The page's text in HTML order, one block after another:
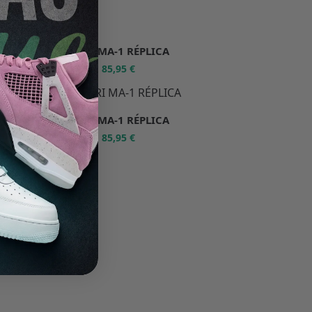
AMIRI MA-1 RÉPLICA
171,90 85,95 €
-50%
AMIRI MA-1 RÉPLICA
171,90€ 85,95 €